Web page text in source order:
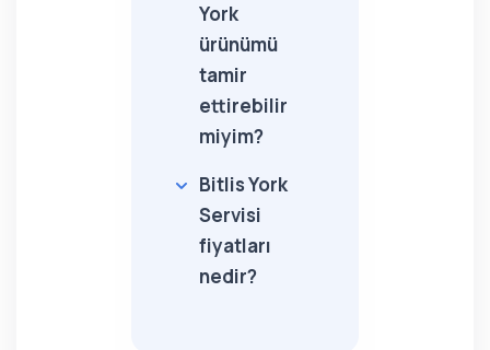
York
ürünümü
tamir
ettirebilir
miyim?
Bitlis York
Servisi
fiyatları
nedir?